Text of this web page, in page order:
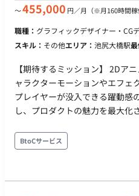
〜455,000 円／月 （※月160時間
職種： グラフィックデザイナー・CG
スキル： その他エリア： 池尻大橋駅最
【期待するミッション】 2Dア
ャラクターモーションやエフェ
プレイヤーが没入できる躍動感
し、プロダクトの魅力を最大化
物などのモーション制作 ・AE
（煙、血液等の連番アニメーシ
アニメーション12の原則」に
【働き方】 ・契約形態：派遣
BtoCサービス